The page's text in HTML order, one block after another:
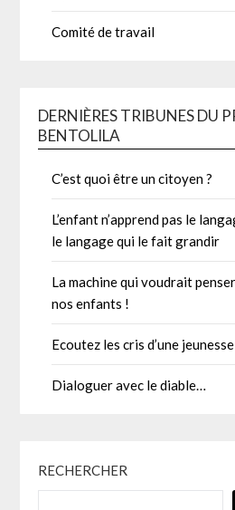
Comité de travail
DERNIÈRES TRIBUNES DU
BENTOLILA
C’est quoi être un citoyen ?
L’enfant n’apprend pas le
le langage qui le fait grandir
La machine qui voudrait
nos enfants !
Ecoutez les cris d’une
Dialoguer avec le diable…
RECHERCHER